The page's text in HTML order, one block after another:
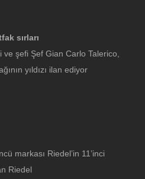
sırları
ve şefi Şef Gian Carlo Talerico,
yıldızı ilan ediyor
markası Riedel’in 11’inci
Riedel